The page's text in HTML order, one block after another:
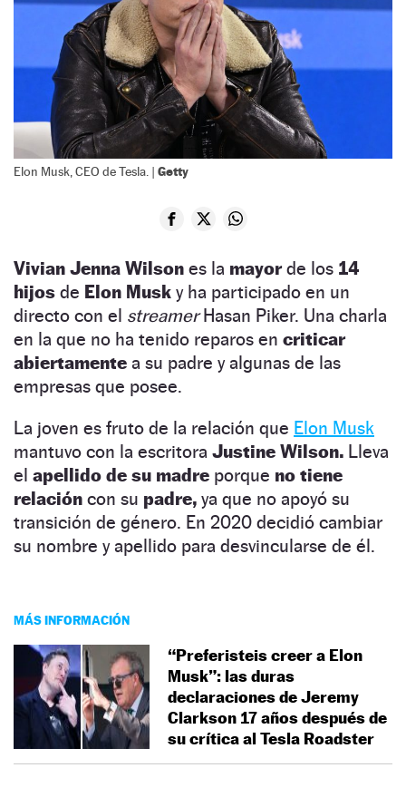
Elon Musk, CEO de Tesla. | Getty
Vivian Jenna Wilson es la mayorde los 14
hijos de Elon Musk y ha participado en un
directo con el streamerHasan Piker. Una charla
en la que no ha tenido reparos en criticar
abiertamente a su padre y algunas de las
empresas que posee.
La joven es fruto de la relación que Elon Musk
mantuvo con la escritora Justine Wilson. Lleva
el apellido de su madre porque no tiene
relación con su padre, ya que no apoyó su
transición de género. En 2020 decidió cambiar
su nombre y apellido para desvincularse de él.
MÁS INFORMACIÓN
“Preferisteis creer a Elon
Musk”: las duras
declaraciones de Jeremy
Clarkson 17 años después de
su crítica al Tesla Roadster